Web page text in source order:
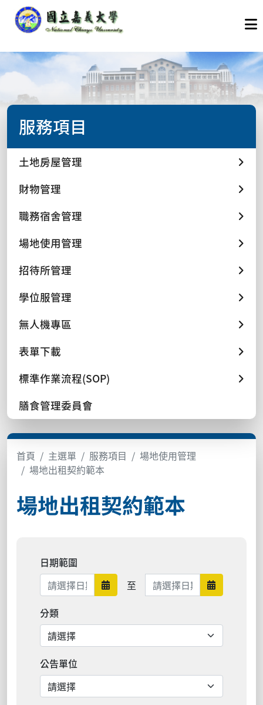
服務項目
土地房屋管理
財物管理
職務宿舍管理
場地使用管理
招待所管理
學位服管理
無人機專區
表單下載
標準作業流程(SOP)
膳食管理委員會
首頁 主選單 服務項目
場地使用管理
場地出租契約範本
場地出租契約範本
日期範圍
日期範圍開始
至 日期範圍結束 日期範圍
分類
公告單位